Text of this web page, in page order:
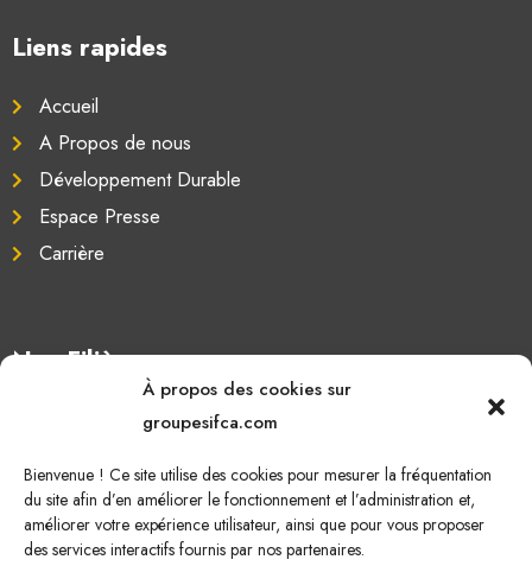
À propos des cookies sur
groupesifca.com
Bienvenue ! Ce site utilise des cookies pour mesurer la fréquentation
du site afin d’en améliorer le fonctionnement et l’administration et,
améliorer votre expérience utilisateur, ainsi que pour vous proposer
des services interactifs fournis par nos partenaires.
Liens rapides
Accueil
A Propos de nous
Développement Durable
Espace Presse
Carrière
Nos Filières
Sucre de canne
Energie Renouvelable